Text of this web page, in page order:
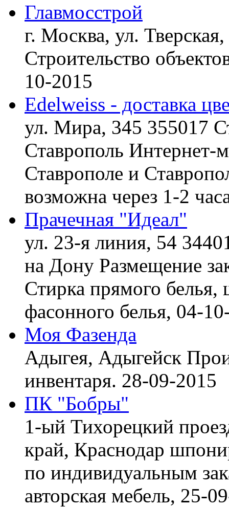
Главмосстрой
г. Москва, ул.
Строительство
10-2015
Edelweiss - доставка
ул. Мира, 345 355017
Ставрополь Интернет-
Ставрополе и
возможна через 1-2
Прачечная "Идеал"
ул. 23-я линия, 54
на Дону Размещение
Стирка прямого
фасонного белья, 04-
Моя Фазенда
Адыгея, Адыгейск
инвентаря. 28-09-2015
ПК "Бобры"
1-ый Тихорецкий
край, Краснодар
по индивидуальным
авторская мебель, 25-